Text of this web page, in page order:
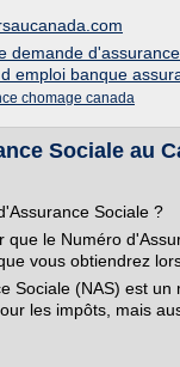
demande
emploi banque
chomage canada
Sociale au
Sociale ?
que le Numéro
vous obtiendrez
Sociale (NAS) est
les impôts, mais